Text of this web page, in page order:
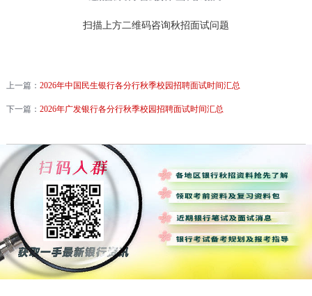
扫描上方二维码咨询秋招面试问题
上一篇： 2026年中国民生银行各分行秋季校园招聘面试时间汇总
下一篇： 2026年广发银行各分行秋季校园招聘面试时间汇总